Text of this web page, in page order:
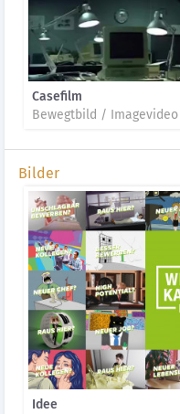
Casefilm
Bewegtbild / Imagevideo
Bilder
Idee